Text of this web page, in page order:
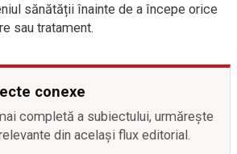
sănătății înainte de a începe orice
sau tratament.
conexe
completă a subiectului, urmărește
din același flux editorial.